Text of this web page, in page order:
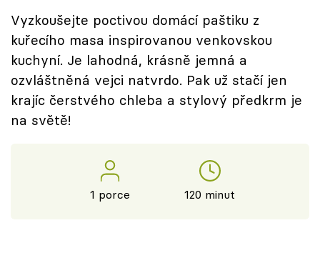
Sledujte nás
Vyzkoušejte poctivou domácí paštiku z
kuřecího masa inspirovanou venkovskou
kuchyní. Je lahodná, krásně jemná a
ozvláštněná vejci natvrdo. Pak už stačí jen
krajíc čerstvého chleba a stylový předkrm je
na světě!
1 porce 120 minut